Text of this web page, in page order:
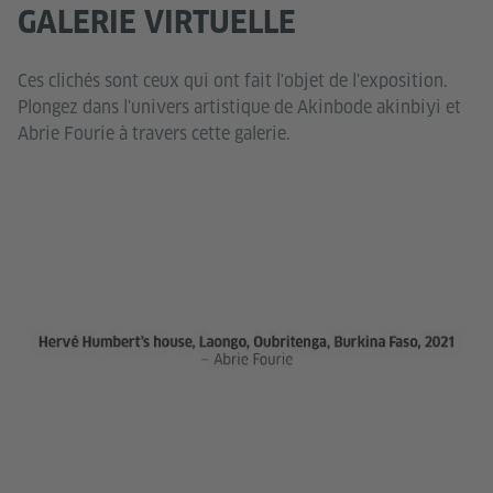
GALERIE VIRTUELLE
Ces clichés sont ceux qui ont fait l'objet de l'exposition.
Plongez dans l'univers artistique de Akinbode akinbiyi et
Abrie Fourie à travers cette galerie.